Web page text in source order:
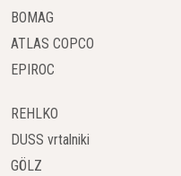
optimizacijo poti košnje.
vseh delov trate, kar je še
vrtovih z različnimi območji.
Upravljanje prek
AplikacijaAutomower®
nad kosilnico prek
BOMAG
ATLAS COPCO
EPIROC
REHLKO
DUSS vrtalniki
GÖLZ